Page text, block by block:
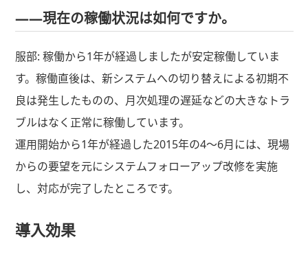
――現在の稼働状況は如何ですか。
服部: 稼働から1年が経過しましたが安定稼働していま
す。稼働直後は、新システムへの切り替えによる初期不
良は発生したものの、月次処理の遅延などの大きなトラ
ブルはなく正常に稼働しています。
運用開始から1年が経過した2015年の4～6月には、現場
からの要望を元にシステムフォローアップ改修を実施
し、対応が完了したところです。
導入効果